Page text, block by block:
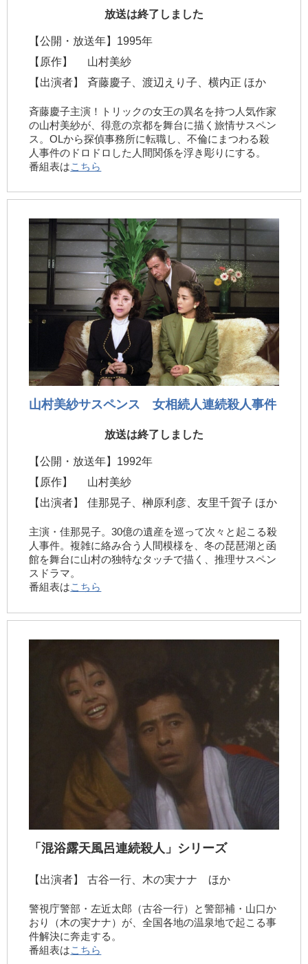
放送は終了しました
【公開・放送年】 1995年
【原作】
山村美紗
【出演者】
斉藤慶子、渡辺えり子、横内正 ほか
斉藤慶子主演！トリックの女王の異名を持つ人気作家
の山村美紗が、得意の京都を舞台に描く旅情サスペン
ス。OLから探偵事務所に転職し、不倫にまつわる殺
人事件のドロドロした人間関係を浮き彫りにする。
番組表はこちら
山村美紗サスペンス 女相続人連続殺人事件
放送は終了しました
【公開・放送年】 1992年
【原作】
山村美紗
【出演者】
佳那晃子、榊原利彦、友里千賀子 ほか
主演・佳那晃子。30億の遺産を巡って次々と起こる殺
人事件。複雑に絡み合う人間模様を、冬の琵琶湖と函
館を舞台に山村の独特なタッチで描く、推理サスペン
スドラマ。
番組表はこちら
「混浴露天風呂連続殺人」シリーズ
【出演者】 古谷一行、木の実ナナ ほか
警視庁警部・左近太郎（古谷一行）と警部補・山口か
おり（木の実ナナ）が、全国各地の温泉地で起こる事
件解決に奔走する。
番組表はこちら